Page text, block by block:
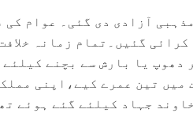
آزادی دی گئی۔ عوام کی
گئیں۔تمام زمانہ
دھوپ یا بارش سے بچنے کیلئے
میں تین عمرے کیے،اپنی
جہاد کیلئے گئے ہوئے